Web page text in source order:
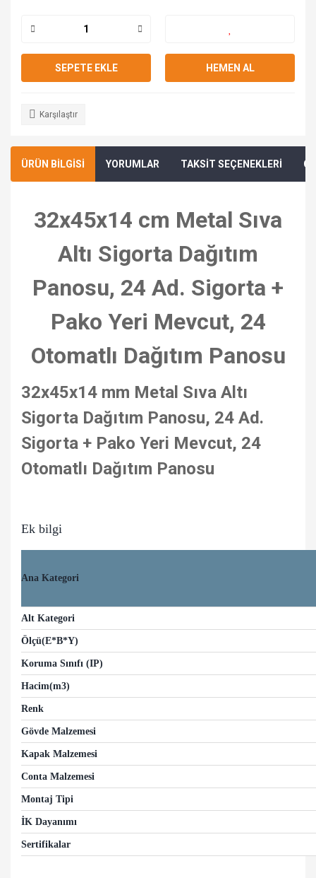
SEPETE EKLE HEMEN AL
Karşılaştır
ÜRÜN BİLGİSİ YORUMLAR TAKSİT SEÇENEKLERİ
32x45x14 cm Metal Sıva
Altı Sigorta Dağıtım
Panosu, 24 Ad. Sigorta +
Pako Yeri Mevcut, 24
Otomatlı Dağıtım Panosu
32x45x14 mm Metal Sıva Altı
Sigorta Dağıtım Panosu, 24 Ad.
Sigorta + Pako Yeri Mevcut, 24
Otomatlı Dağıtım Panosu
Ek bilgi
Ana Kategori
Alt Kategori
Ölçü(E*B*Y)
Koruma Sınıfı (IP)
Hacim(m3)
Renk
Gövde Malzemesi
Kapak Malzemesi
Conta Malzemesi
Montaj Tipi
İK Dayanımı
Sertifikalar